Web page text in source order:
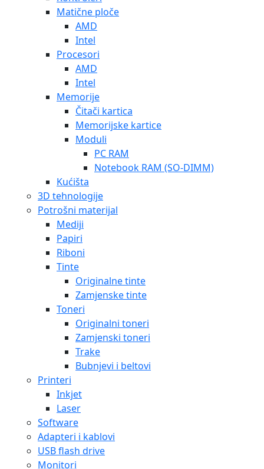
Matične ploče
AMD
Intel
Procesori
AMD
Intel
Memorije
Čitači kartica
Memorijske kartice
Moduli
PC RAM
Notebook RAM (SO-DIMM)
Kućišta
3D tehnologije
Potrošni materijal
Mediji
Papiri
Riboni
Tinte
Originalne tinte
Zamjenske tinte
Toneri
Originalni toneri
Zamjenski toneri
Trake
Bubnjevi i beltovi
Printeri
Inkjet
Laser
Software
Adapteri i kablovi
USB flash drive
Monitori